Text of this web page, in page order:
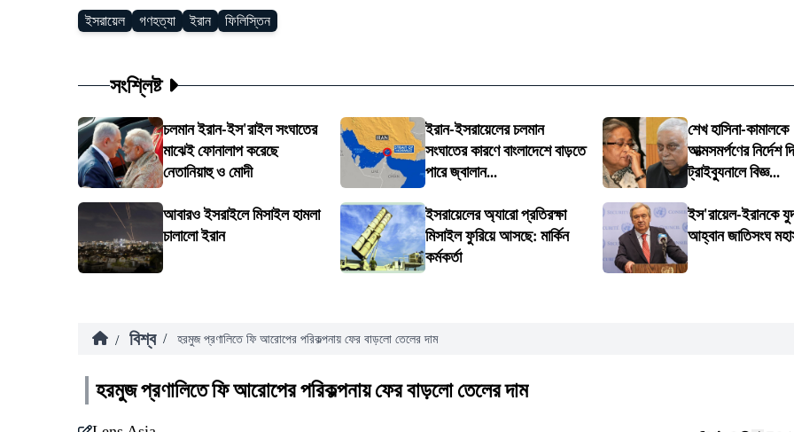
ইসরায়েল গণহত্যা ইরান ফিলিস্তিন
সংশ্লিষ্ট
চলমান ইরান-ইস'রাইল সংঘাতের
মাঝেই ফোনালাপ করেছে
নেতানিয়াহু ও মোদী
ইরান-ইসরায়েলের চলমান
সংঘাতের কারণে বাংলাদেশে বাড়তে
পারে জ্বালান...
শেখ হাসিনা-কামালকে
আত্মসমর্পণের নির্দেশ
ট্রাইব্যুনালে বিজ্ঞ...
আবারও ইসরাইলে মিসাইল হামলা
চালালো ইরান
ইসরায়েলের অ্যারো প্রতিরক্ষা
মিসাইল ফুরিয়ে আসছে: মার্কিন
কর্মকর্তা
ইস'রায়েল-ইরানকে
আহ্বান জাতিসংঘ
/ বিশ্ব / হরমুজ প্রণালিতে ফি আরোপের পরিকল্পনায় ফের বাড়লো তেলের দাম
হরমুজ প্রণালিতে ফি আরোপের পরিকল্পনায় ফের বাড়লো তেলের দাম